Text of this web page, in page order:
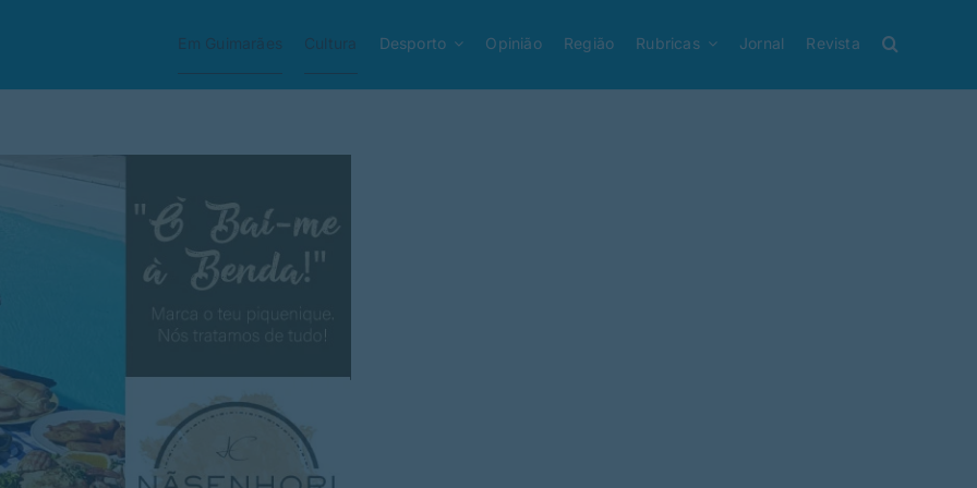
Em Guimarães Cultura Desporto Opinião Região Rubricas Jornal Revista